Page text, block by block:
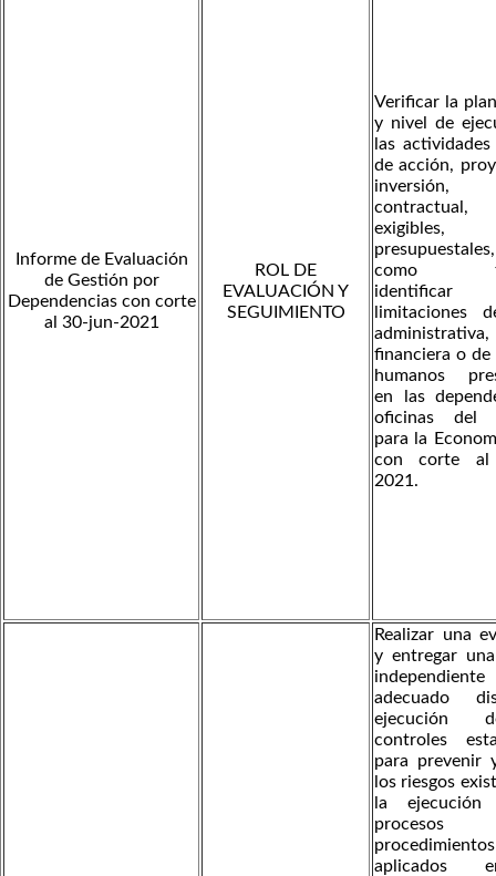
Informe de Evaluación
de Gestión por
Dependencias con corte
al 30-jun-2021
ROL DE
EVALUACIÓN Y
SEGUIMIENTO
Verificar la
y nivel de
las
de acción,
inversión,
contractual,
exigibles,
como
limitaciones
administrativa,
financiera o de
humanos
en las
oficinas del
para la
con corte al
2021.
Realizar una
y entregar
independiente
adecuado
ejecución
controles
para prevenir
los riesgos
la
procedimientos
aplicados